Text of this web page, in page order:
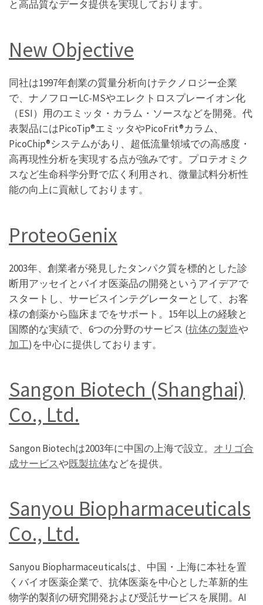
と高品質なデータ提供を実現しております。
New Objective
同社は1997年創業の質量分析向けテクノロジー企業
で、ナノフローLC-MSやエレクトロスプレーイオン化
（ESI）用のエミッタ・カラム・ソースなどを開発。代
表製品にはPicoTip®エミッタやPicoFrit®カラム、
PicoChip®システムがあり、超低流量領域での高感度・
高再現性分析を実現する点が強みです。プロテオミク
スなど生命科学分野で広く利用され、微量試料分析性
能の向上に貢献しております。
ProteoGenix
2003年、創業者が発見したタンパク質を標的とした診
断用アッセイとバイオ医薬品の開発というアイデアで
スタートし、サービスインテグレーターとして、お客
様の創薬から臨床までをサポート。15年以上の経験と
国際的な実績で、6つの分野のサービス (抗体の製造や
加工)を中心に提供しております。
Sangon Biotech (Shanghai)
Co., Ltd.
Sangon Biotechは2003年に中国の上海で設立。 オリゴ合
成サービスや既製抗体などを提供。
Sanyou Biopharmaceuticals
Co., Ltd.
Sanyou Biopharmaceuticalsは、中国・上海に本社を置
くバイオ医薬企業で、抗体医薬を中心とした革新的生
物学的製剤の研究開発および受託サービスを展開。AI